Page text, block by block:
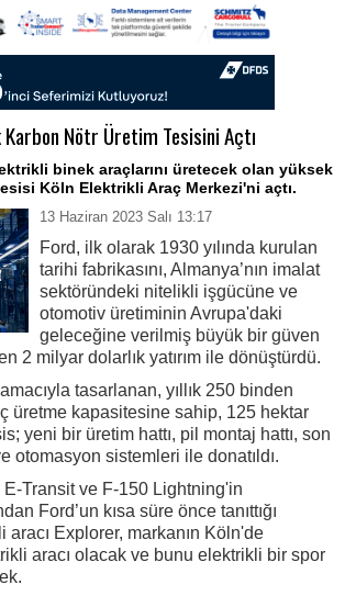
Nötr Üretim Tesisini Açtı
binek araçlarını üretecek olan yüksek
Köln Elektrikli Araç Merkezi'ni açtı.
13 Haziran 2023 Salı 13:17
Ford, ilk olarak 1930 yılında kurulan
tarihi fabrikasını, Almanya’nın imalat
sektöründeki nitelikli işgücüne ve
otomotiv üretiminin Avrupa'daki
geleceğine verilmiş büyük bir güven
2 milyar dolarlık yatırım ile dönüştürdü.
tasarlanan, yıllık 250 binden
üretme kapasitesine sahip, 125 hektar
yeni bir üretim hattı, pil montaj hattı, son
otomasyon sistemleri ile donatıldı.
E-Transit ve F-150 Lightning'in
Ford’un kısa süre önce tanıttığı
Explorer, markanın Köln'de
aracı olacak ve bunu elektrikli bir spor